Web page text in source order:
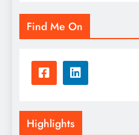
Find Me On
Highlights